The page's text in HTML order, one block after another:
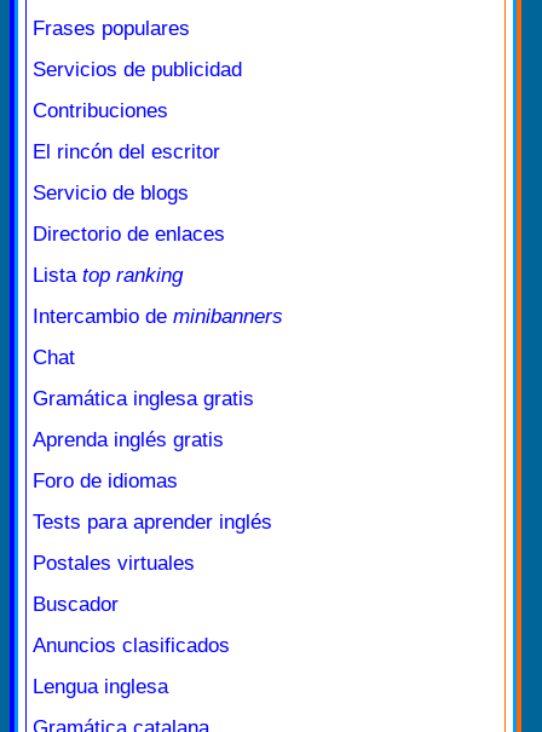
Frases populares
Servicios de publicidad
Contribuciones
El rincón del escritor
Servicio de blogs
Directorio de enlaces
Lista top ranking
Intercambio de minibanners
Chat
Gramática inglesa gratis
Aprenda inglés gratis
Foro de idiomas
Tests para aprender inglés
Postales virtuales
Buscador
Anuncios clasificados
Lengua inglesa